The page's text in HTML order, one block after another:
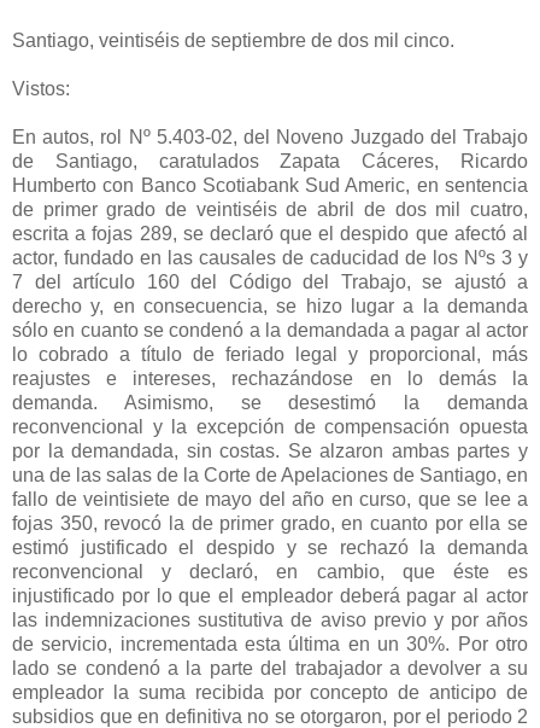
Santiago, veintiséis de septiembre de dos mil cinco.
Vistos:
En autos, rol Nº 5.403-02, del Noveno Juzgado del Trabajo
de Santiago, caratulados Zapata Cáceres, Ricardo
Humberto con Banco Scotiabank Sud Americ, en sentencia
de primer grado de veintiséis de abril de dos mil cuatro,
escrita a fojas 289, se declaró que el despido que afectó al
actor, fundado en las causales de caducidad de los Nºs 3 y
7 del artículo 160 del Código del Trabajo, se ajustó a
derecho y, en consecuencia, se hizo lugar a la demanda
sólo en cuanto se condenó a la demandada a pagar al actor
lo cobrado a título de feriado legal y proporcional, más
reajustes e intereses, rechazándose en lo demás la
demanda. Asimismo, se desestimó la demanda
reconvencional y la excepción de compensación opuesta
por la demandada, sin costas. Se alzaron ambas partes y
una de las salas de la Corte de Apelaciones de Santiago, en
fallo de veintisiete de mayo del año en curso, que se lee a
fojas 350, revocó la de primer grado, en cuanto por ella se
estimó justificado el despido y se rechazó la demanda
reconvencional y declaró, en cambio, que éste es
injustificado por lo que el empleador deberá pagar al actor
las indemnizaciones sustitutiva de aviso previo y por años
de servicio, incrementada esta última en un 30%. Por otro
lado se condenó a la parte del trabajador a devolver a su
empleador la suma recibida por concepto de anticipo de
subsidios que en definitiva no se otorgaron, por el periodo 2